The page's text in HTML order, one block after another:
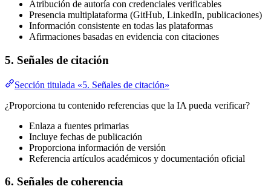
Atribución de autoría con credenciales verificables
Presencia multiplataforma (GitHub, LinkedIn, publicaciones)
Información consistente en todas las plataformas
Afirmaciones basadas en evidencia con citaciones
5. Señales de citación
Sección titulada «5. Señales de citación»
¿Proporciona tu contenido referencias que la IA pueda verificar?
Enlaza a fuentes primarias
Incluye fechas de publicación
Proporciona información de versión
Referencia artículos académicos y documentación oficial
6. Señales de coherencia